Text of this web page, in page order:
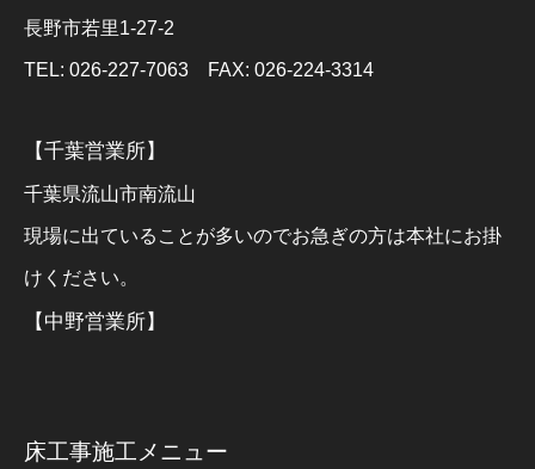
長野市若里1-27-2
TEL: 026-227-7063 FAX: 026-224-3314
【千葉営業所】
千葉県流山市南流山
現場に出ていることが多いのでお急ぎの方は本社にお掛
けください。
【中野営業所】
床工事施工メニュー